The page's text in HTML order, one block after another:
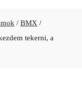
/ BMX /
tekerni, a